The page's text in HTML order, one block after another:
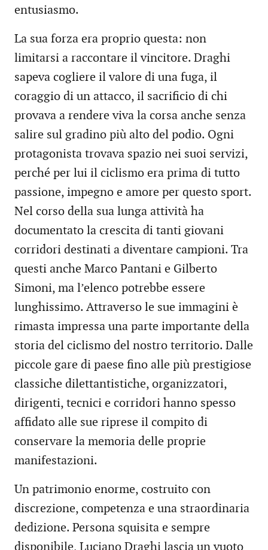
entusiasmo.
La sua forza era proprio questa: non
limitarsi a raccontare il vincitore. Draghi
sapeva cogliere il valore di una fuga, il
coraggio di un attacco, il sacrificio di chi
provava a rendere viva la corsa anche senza
salire sul gradino più alto del podio. Ogni
protagonista trovava spazio nei suoi servizi,
perché per lui il ciclismo era prima di tutto
passione, impegno e amore per questo sport.
Nel corso della sua lunga attività ha
documentato la crescita di tanti giovani
corridori destinati a diventare campioni. Tra
questi anche Marco Pantani e Gilberto
Simoni, ma l’elenco potrebbe essere
lunghissimo. Attraverso le sue immagini è
rimasta impressa una parte importante della
storia del ciclismo del nostro territorio. Dalle
piccole gare di paese fino alle più prestigiose
classiche dilettantistiche, organizzatori,
dirigenti, tecnici e corridori hanno spesso
affidato alle sue riprese il compito di
conservare la memoria delle proprie
manifestazioni.
Un patrimonio enorme, costruito con
discrezione, competenza e una straordinaria
dedizione. Persona squisita e sempre